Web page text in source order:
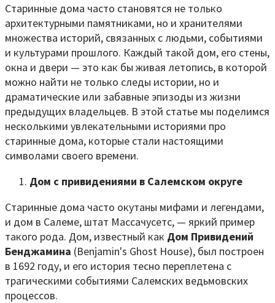
Старинные дома часто становятся не только
архитектурными памятниками, но и хранителями
множества историй, связанных с людьми, событиями
и культурами прошлого. Каждый такой дом, его стены,
окна и двери — это как бы живая летопись, в которой
можно найти не только следы истории, но и
драматические или забавные эпизоды из жизни
предыдущих владельцев. В этой статье мы поделимся
несколькими увлекательными историями про
старинные дома, которые стали настоящими
символами своего времени.
Дом с привидениями в Салемском округе
Старинные дома часто окутаны мифами и легендами,
и дом в Салеме, штат Массачусетс, — яркий пример
такого рода. Дом, известный как Дом Привидений
Бенджамина (Benjamin's Ghost House), был построен
в 1692 году, и его история тесно переплетена с
трагическими событиями Салемских ведьмовских
процессов.